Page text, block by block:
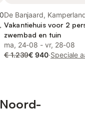
De Banjaard,
Vakantiehuis voor 2
zwembad en tuin
ma, 24-08 - vr, 28-08
€ 1.239€ 940·Speciale